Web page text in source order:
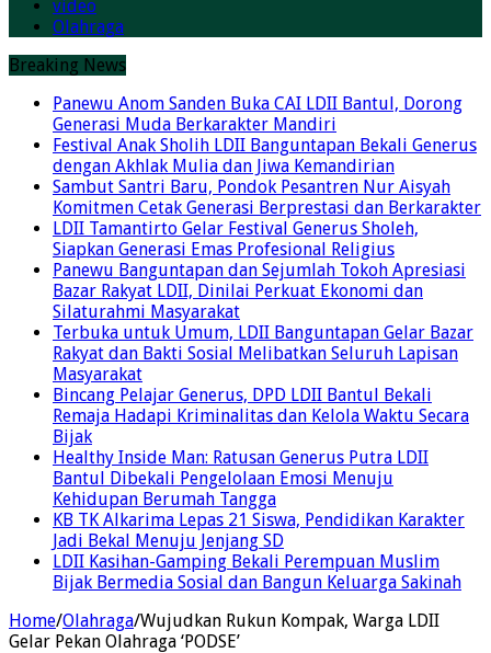
video
Olahraga
Breaking News
Panewu Anom Sanden Buka CAI LDII Bantul, Dorong
Generasi Muda Berkarakter Mandiri
Festival Anak Sholih LDII Banguntapan Bekali Generus
dengan Akhlak Mulia dan Jiwa Kemandirian
Sambut Santri Baru, Pondok Pesantren Nur Aisyah
Komitmen Cetak Generasi Berprestasi dan Berkarakter
LDII Tamantirto Gelar Festival Generus Sholeh,
Siapkan Generasi Emas Profesional Religius
Panewu Banguntapan dan Sejumlah Tokoh Apresiasi
Bazar Rakyat LDII, Dinilai Perkuat Ekonomi dan
Silaturahmi Masyarakat
Terbuka untuk Umum, LDII Banguntapan Gelar Bazar
Rakyat dan Bakti Sosial Melibatkan Seluruh Lapisan
Masyarakat
Bincang Pelajar Generus, DPD LDII Bantul Bekali
Remaja Hadapi Kriminalitas dan Kelola Waktu Secara
Bijak
Healthy Inside Man: Ratusan Generus Putra LDII
Bantul Dibekali Pengelolaan Emosi Menuju
Kehidupan Berumah Tangga
KB TK Alkarima Lepas 21 Siswa, Pendidikan Karakter
Jadi Bekal Menuju Jenjang SD
LDII Kasihan-Gamping Bekali Perempuan Muslim
Bijak Bermedia Sosial dan Bangun Keluarga Sakinah
Home/Olahraga/Wujudkan Rukun Kompak, Warga LDII
Gelar Pekan Olahraga ‘PODSE’